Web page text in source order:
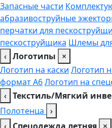
Запасные части
абразивоструйные
перчатки для
пескоструйщика Шлемы
‹ Логотипы
×
Логотип на каски Логотип
формат А6Логотип на
‹ Текстиль/Мягкий
Полотенца ›